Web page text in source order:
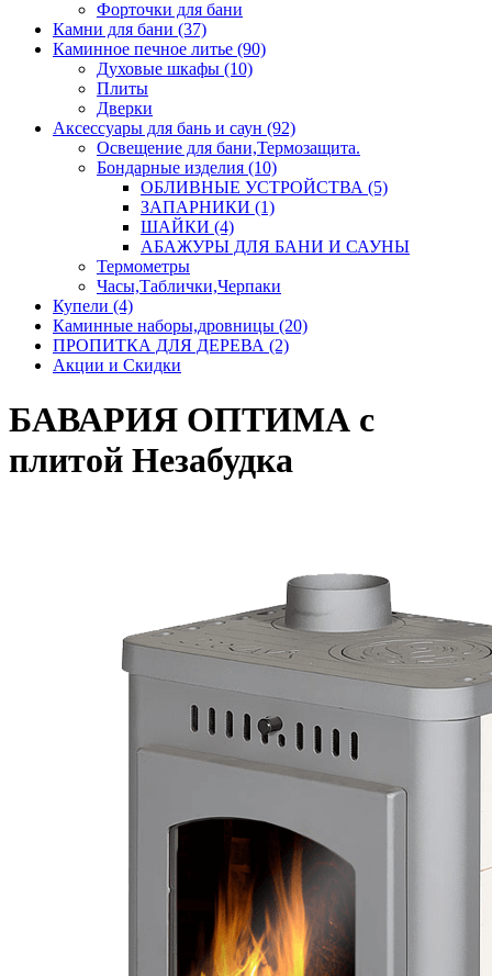
Форточки для бани
Камни для бани (37)
Каминное печное литье (90)
Духовые шкафы (10)
Плиты
Дверки
Аксессуары для бань и саун (92)
Освещение для бани,Термозащита.
Бондарные изделия (10)
ОБЛИВНЫЕ УСТРОЙСТВА (5)
ЗАПАРНИКИ (1)
ШАЙКИ (4)
АБАЖУРЫ ДЛЯ БАНИ И САУНЫ
Термометры
Часы,Таблички,Черпаки
Купели (4)
Каминные наборы,дровницы (20)
ПРОПИТКА ДЛЯ ДЕРЕВА (2)
Акции и Скидки
БАВАРИЯ ОПТИМА с
плитой Незабудка